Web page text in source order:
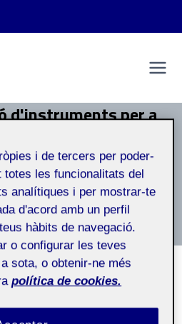
d'instruments per a
per a la recerca - Aula
per a la recerca – Aula 1
i de tercers per poder-
les funcionalitats del
analítiques i per mostrar-te
d'acord amb un perfil
hàbits de navegació.
o configurar les teves
sota, o obtenir-ne més
política de cookies.